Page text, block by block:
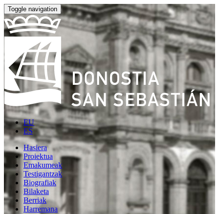
Toggle navigation
EU
ES
Hasiera
Proiektua
Emakumeak
Testigantzak
Biografiak
Bilaketa
Berriak
Harremana